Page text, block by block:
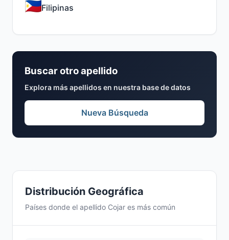
Distribución Geográfica
Países donde el apellido Cojar es más común
Filipinas
Buscar otro apellido
Explora más apellidos en nuestra base de datos
Nueva Búsqueda